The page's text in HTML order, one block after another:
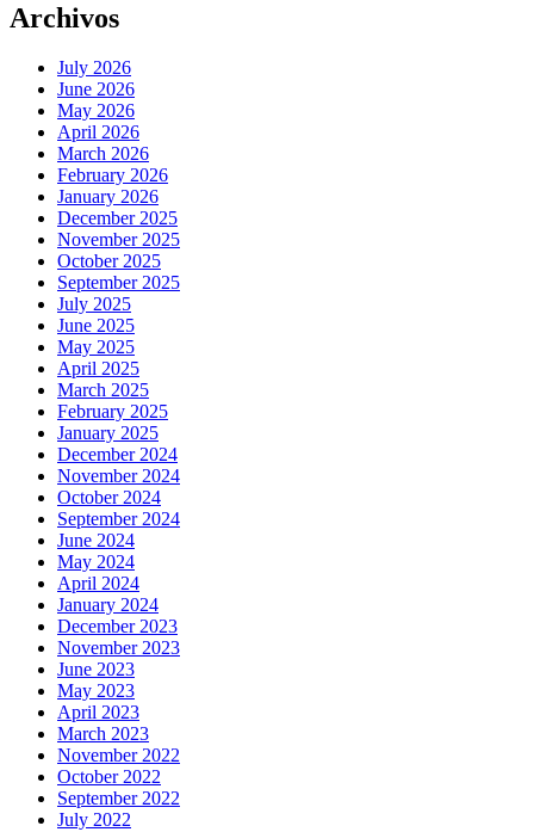
Archivos
July 2026
June 2026
May 2026
April 2026
March 2026
February 2026
January 2026
December 2025
November 2025
October 2025
September 2025
July 2025
June 2025
May 2025
April 2025
March 2025
February 2025
January 2025
December 2024
November 2024
October 2024
September 2024
June 2024
May 2024
April 2024
January 2024
December 2023
November 2023
June 2023
May 2023
April 2023
March 2023
November 2022
October 2022
September 2022
July 2022